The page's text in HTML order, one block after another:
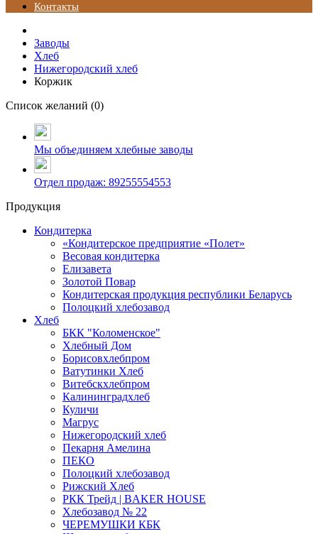
Контакты
Заводы
Хлеб
Нижегородский хлеб
Коржик
Список желаний (0)
Мы объединяем хлебные заводы
Отдел продаж: 89255554553
Продукция
Кондитерка
«Кондитерское предприятие «Полет»
Весовая кондитерка
Елизавета
Золотой Повар
Кондитерская продукция республики Беларусь
Полоцкий хлебозавод
Хлеб
БКК "Коломенское"
Хлебный Дом
Борисовхлебпром
Ватутинки Хлеб
Витебскхлебпром
Калининградхлеб
Куличи
Магрус
Нижегородский хлеб
Пекарня Амелина
ПЕКО
Полоцкий хлебозавод
Рижский Хлеб
РКК Трейд | BAKER HOUSE
Хлебозавод № 22
ЧЕРЕМУШКИ КБК